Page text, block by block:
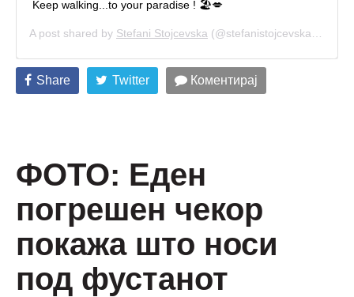
Keep walking...to your paradise ! 🏖💋
A post shared by Stefani Stojcevska (@stefanistojcevska) on
Share Twitter Коментирај
ФОТО: Еден
погрешен чекор
покажа што носи
под фустанот